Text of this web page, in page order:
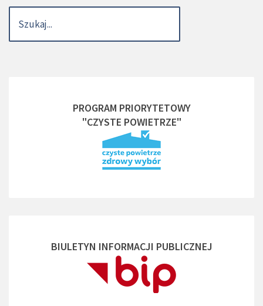
PROGRAM PRIORYTETOWY
"CZYSTE POWIETRZE"
BIULETYN INFORMACJI PUBLICZNEJ